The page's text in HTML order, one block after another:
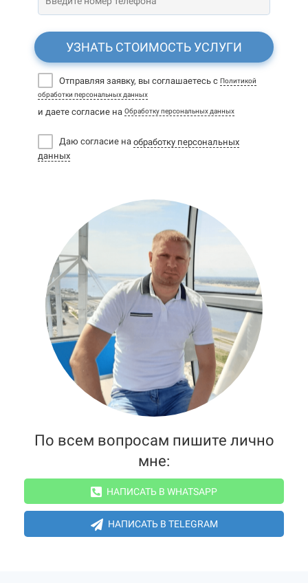
УЗНАТЬ СТОИМОСТЬ УСЛУГИ
Отправляя заявку, вы соглашаетесь с Политикой
обработки персональных данных
и даете согласие на Обработку персональных данных
Даю согласие на обработку персональных
данных
По всем вопросам пишите лично
мне:
НАПИСАТЬ В WHATSAPP
НАПИСАТЬ В TELEGRAM